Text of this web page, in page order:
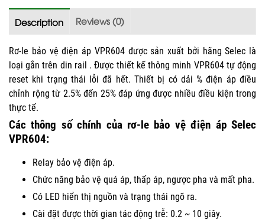
Description Reviews (0)
Rơ-le bảo vệ điện áp VPR604 được sản xuất bởi hãng Selec là
loại gắn trên din rail . Được thiết kế thông minh VPR604 tự động
reset khi trạng thái lỗi đã hết. Thiết bị có dải % điện áp điều
chỉnh rộng từ 2.5% đến 25% đáp ứng được nhiều điều kiện trong
thực tế.
Các thông số chính của rơ-le bảo vệ điện áp Selec
VPR604:
Relay bảo vệ điện áp.
Chức năng bảo vệ quá áp, thấp áp, ngược pha và mất pha.
Có LED hiển thị nguồn và trạng thái ngõ ra.
Cài đặt được thời gian tác động trễ: 0.2 ~ 10 giây.